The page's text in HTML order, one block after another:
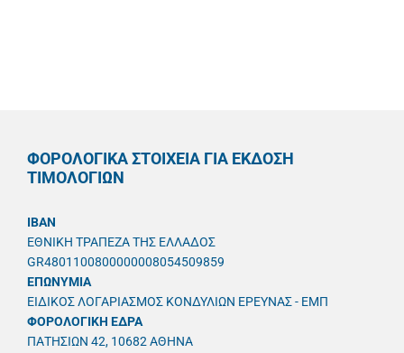
ΦΟΡΟΛΟΓΙΚΑ ΣΤΟΙΧΕΙΑ ΓΙΑ ΕΚΔΟΣΗ
ΤΙΜΟΛΟΓΙΩΝ
IBAN
ΕΘΝΙΚΗ ΤΡΑΠΕΖΑ ΤΗΣ ΕΛΛΑΔΟΣ
GR4801100800000008054509859
ΕΠΩΝΥΜΙΑ
ΕΙΔΙΚΟΣ ΛΟΓΑΡΙΑΣΜΟΣ ΚΟΝΔΥΛΙΩΝ ΕΡΕΥΝΑΣ - ΕΜΠ
ΦΟΡΟΛΟΓΙΚΗ ΕΔΡΑ
ΠΑΤΗΣΙΩΝ 42, 10682 ΑΘΗΝΑ